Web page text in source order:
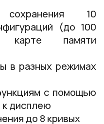
10
(до 100
карте памяти
в разных режимах
с помощью
к дисплею
до 8 кривых